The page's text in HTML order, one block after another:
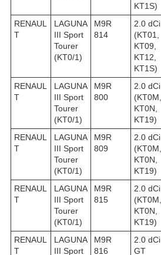
KT1S)
RENAUL
T
LAGUNA
III Sport
Tourer
(KT0/1)
M9R
814
2.0 dCi
(KT01,
KT09,
KT12,
KT1S)
RENAUL
T
LAGUNA
III Sport
Tourer
(KT0/1)
M9R
800
2.0 dCi
(KT0M,
KT0N,
KT19)
RENAUL
T
LAGUNA
III Sport
Tourer
(KT0/1)
M9R
809
2.0 dCi
(KT0M,
KT0N,
KT19)
RENAUL
T
LAGUNA
III Sport
Tourer
(KT0/1)
M9R
815
2.0 dCi
(KT0M,
KT0N,
KT19)
RENAUL
T
LAGUNA
III Sport
M9R
816
2.0 dCi
GT